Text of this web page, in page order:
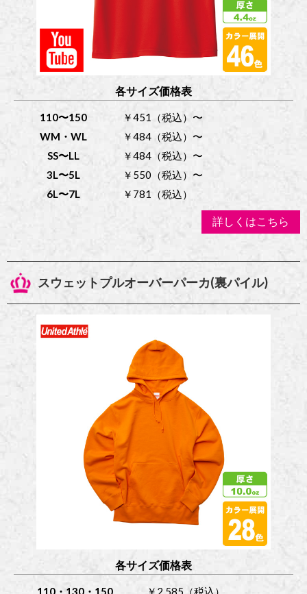
各サイズ価格表
110〜150
￥451（税込）〜
WM・WL
￥484（税込）〜
SS〜LL
￥484（税込）〜
3L〜5L
￥550（税込）〜
6L〜7L
￥781（税込）
詳しくはこちら
スウェットプルオーバーパーカ(裏パイル)
各サイズ価格表
110・130・150 ￥2,585（税込）